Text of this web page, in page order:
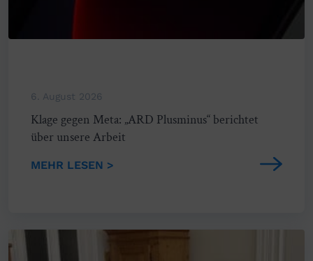
6. August 2026
Klage gegen Meta: „ARD Plusminus“ berichtet
über unsere Arbeit
MEHR LESEN >